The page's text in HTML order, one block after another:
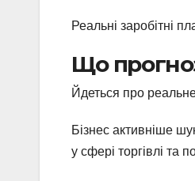
Реальні заробітні
Що
Йдеться про
Бізнес активніше
у сфері торгівлі та